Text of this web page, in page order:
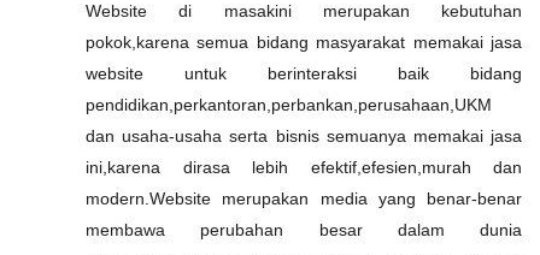
Website di masakini merupakan kebutuhan
pokok,karena semua bidang masyarakat memakai jasa
website untuk berinteraksi baik bidang
pendidikan,perkantoran,perbankan,perusahaan,UKM
dan usaha-usaha serta bisnis semuanya memakai jasa
ini,karena dirasa lebih efektif,efesien,murah dan
modern.Website merupakan media yang benar-benar
membawa perubahan besar dalam dunia